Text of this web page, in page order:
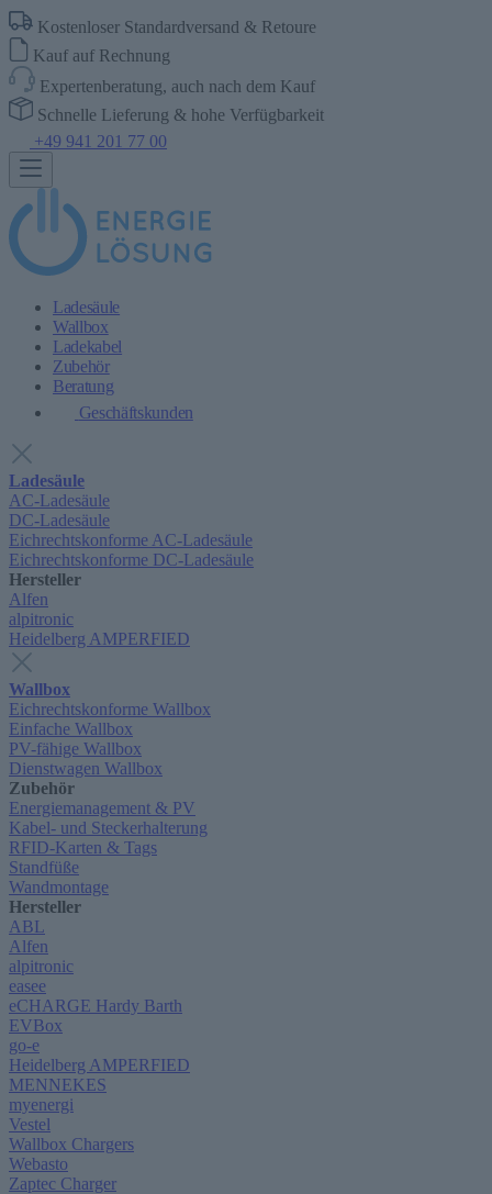
Kostenloser Standardversand & Retoure
Kauf auf Rechnung
Expertenberatung, auch nach dem Kauf
Schnelle Lieferung & hohe Verfügbarkeit
+49 941 201 77 00
Ladesäule
Wallbox
Ladekabel
Zubehör
Beratung
Geschäftskunden
Ladesäule
AC-Ladesäule
DC-Ladesäule
Eichrechtskonforme AC-Ladesäule
Eichrechtskonforme DC-Ladesäule
Hersteller
Alfen
alpitronic
Heidelberg AMPERFIED
Wallbox
Eichrechtskonforme Wallbox
Einfache Wallbox
PV-fähige Wallbox
Dienstwagen Wallbox
Zubehör
Energiemanagement & PV
Kabel- und Steckerhalterung
RFID-Karten & Tags
Standfüße
Wandmontage
Hersteller
ABL
Alfen
alpitronic
easee
eCHARGE Hardy Barth
EVBox
go-e
Heidelberg AMPERFIED
MENNEKES
myenergi
Vestel
Wallbox Chargers
Webasto
Zaptec Charger